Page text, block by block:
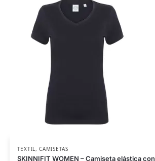
TEXTIL,CAMISETAS
SKINNIFIT WOMEN – Camiseta elástica con